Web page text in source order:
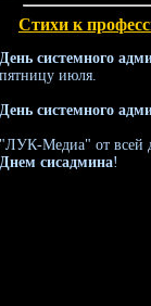
Стихи к
День системного
пятницу июля.
День системного
"ЛУК-Медиа" от всей
Днем сисадмина!